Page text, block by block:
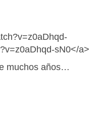
sN0</a>
muchos años…